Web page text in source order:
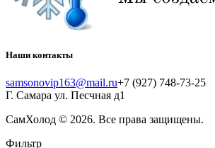
Наши контакты
samsonovip163@mail.ru+7 (927) 748-73-25
Г. Самара ул. Песчная д1
СамХолод © 2026. Все права защищены.
Фильтр